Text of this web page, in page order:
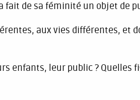
fait de sa féminité un objet de
aux vies différentes, et
enfants, leur public ?